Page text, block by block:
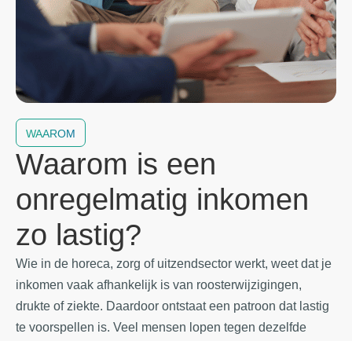
WAAROM
Waarom is een
onregelmatig inkomen
zo lastig?
Wie in de horeca, zorg of uitzendsector werkt, weet dat je
inkomen vaak afhankelijk is van roosterwijzigingen,
drukte of ziekte. Daardoor ontstaat een patroon dat lastig
te voorspellen is. Veel mensen lopen tegen dezelfde